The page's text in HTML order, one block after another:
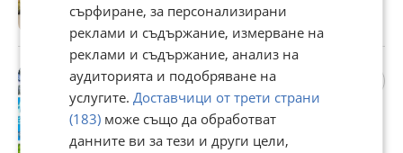
гр. Бургас, с. Маринка, 14 юли
Продава КЪЩА, гр. Бургас,
Банево
73 000 €
142 775,59 лв
сърфиране, за персонализирани
реклами и съдържание, измерване на
реклами и съдържание, анализ на
аудиторията и подобряване на
услугите. Доставчици от трети страни
(183) може също да обработват
данните ви за тези и други цели,